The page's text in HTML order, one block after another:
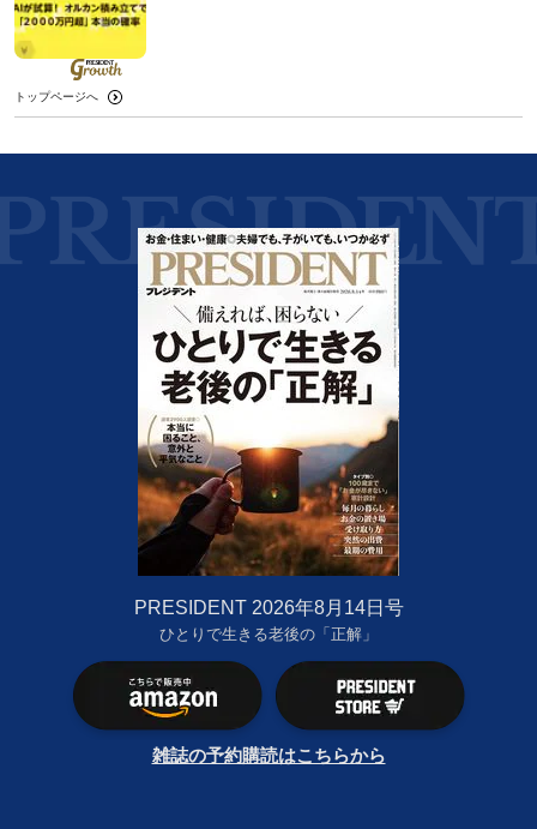
トップページへ
PRESIDENT 2026年8月14日号
ひとりで生きる老後の「正解」
雑誌の予約購読はこちらから